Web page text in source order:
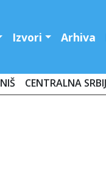
Izvori Arhiva
NIŠ CENTRALNA